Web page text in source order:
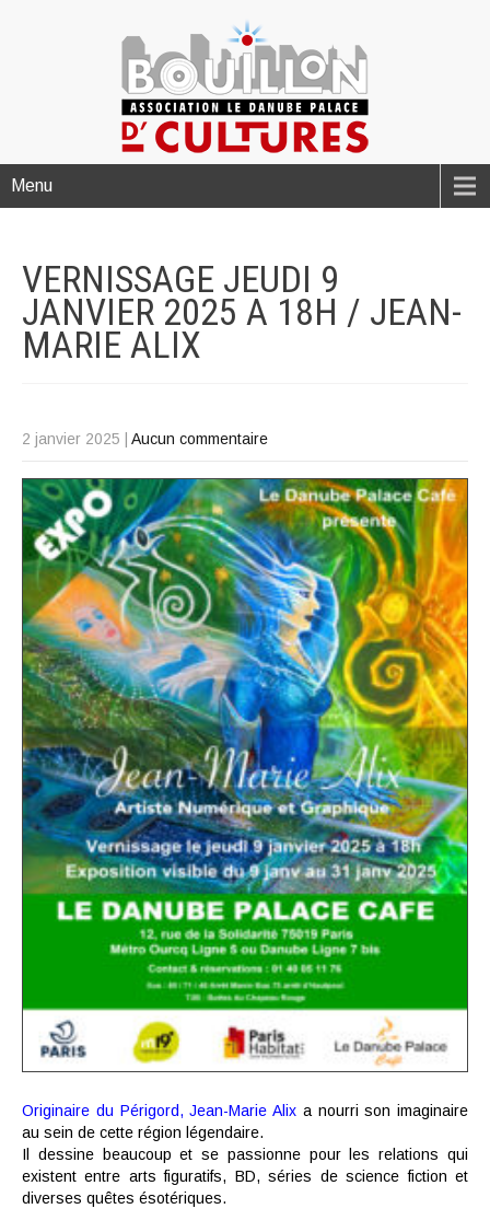
Menu
VERNISSAGE JEUDI 9
JANVIER 2025 A 18H / JEAN-
MARIE ALIX
2 janvier 2025 Aucun commentaire
Originaire du Périgord, Jean-Marie Alix a nourri son imaginaire
au sein de cette région légendaire.
Il dessine beaucoup et se passionne pour les relations qui
existent entre arts figuratifs, BD, séries de science fiction et
diverses quêtes ésotériques.